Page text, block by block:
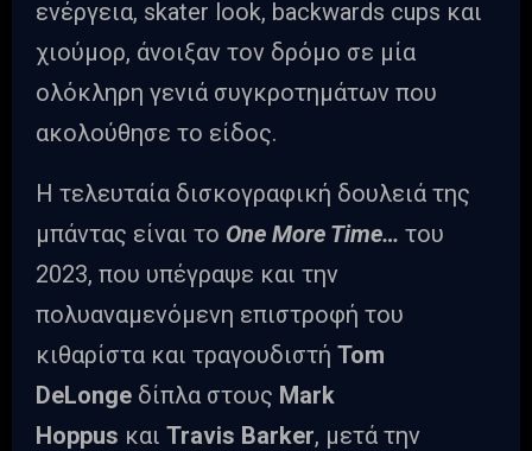
ενέργεια, skater look, backwards cups και
χιούμορ, άνοιξαν τον δρόμο σε μία
ολόκληρη γενιά συγκροτημάτων που
ακολούθησε το είδος.
Η τελευταία δισκογραφική δουλειά της
μπάντας είναι το One More Time… του
2023, που υπέγραψε και την
πολυαναμενόμενη επιστροφή του
κιθαρίστα και τραγουδιστή Tom
DeLonge δίπλα στους Mark
Hoppus και Travis Barker, μετά την